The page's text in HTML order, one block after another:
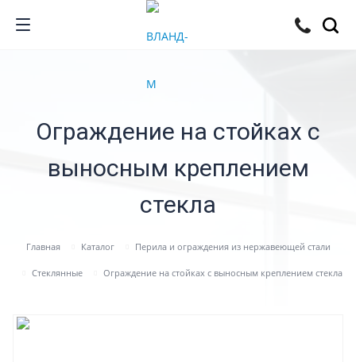
Ограждение на стойках с
выносным креплением
стекла
Главная Каталог Перила и ограждения из нержавеющей стали
Стеклянные Ограждение на стойках с выносным креплением стекла